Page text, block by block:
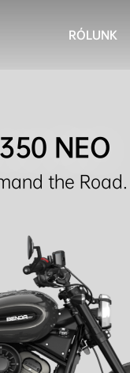
RÓLUNK
NEO
the Road.